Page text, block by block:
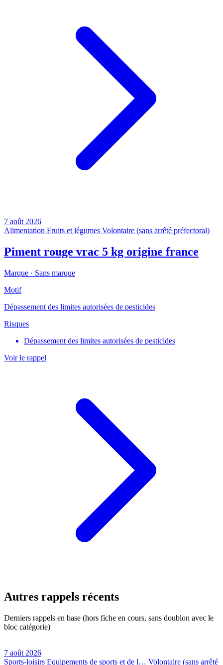
7 août 2026
Alimentation Fruits et légumes Volontaire (sans arrêté préfectoral)
Piment rouge vrac 5 kg origine france
Marque · Sans marque
Motif
Dépassement des limites autorisées de pesticides
Risques
Dépassement des limites autorisées de pesticides
Voir le rappel
Autres rappels récents
Derniers rappels en base (hors fiche en cours, sans doublon avec le
bloc catégorie)
7 août 2026
Sports-loisirs Equipements de sports et de l… Volontaire (sans arrêté